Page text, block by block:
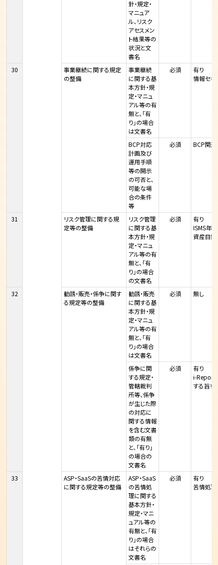
針・規定・
マニュア
ル、リスク
アセスメン
ト結果等の
状況と文
書名
30
事業継続に関する規定
の整備
事業継続
に関する基
本方針・規
定・マニュ
アル等の有
無と、「有
り」の場合
は文書名
必須
有り
情報セキ
BCP対応
計画及び
運用手順
等の開示
の可否と、
可能な場
合の条件
等
必須 BCP関
31
リスク管理に関する規
定等の整備
リスク管理
に関する基
本方針・規
定・マニュ
アル等の有
無と、「有
り」の場合
の文書名
必須
有り
ISMS年
資産目録
32
勧誘・販売・係争に関す
る規定等の整備
勧誘・販売
に関する基
本方針・規
定・マニュ
アル等の有
無と、「有
り」の場合
は文書名
必須 無し
係争に関
する規定・
管轄裁判
所等、係争
が生じた際
の対応に
関する情報
を含む文書
類の有無
と、「有り」
の場合の
文書名
必須
有り
i-
する旨を
33
ASP・SaaSの苦情対応
に関する規定等の整備
ASP・SaaS
の苦情処
理に関する
基本方針・
規定・マニ
ュアル等の
有無と、「有
り」の場合
はそれらの
文書名
必須
有り
苦情処理